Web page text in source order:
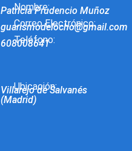
Nombre:
Patricia Prudencio Muñoz
Correo Electrónico:
guarismodelocho@gmail.com
Teléfono:
608008641
Ubicación:
Villarejo de Salvanés
(Madrid)